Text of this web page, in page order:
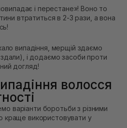
і перестане»! Воно то
втратиться в 2-3 рази, а вона
випадіння, мерщій здаємо
і додаємо засоби проти
догляд!
волосся
варіанти боротьби з різними
краще використовувати у